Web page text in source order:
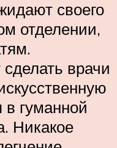
своего
отделении,
врачи
в гуманной
Никакое